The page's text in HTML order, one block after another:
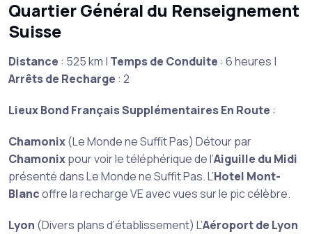
Quartier Général du Renseignement
Suisse
Distance : 525 km | Temps de Conduite : 6 heures |
Arrêts de Recharge : 2
Lieux Bond Français Supplémentaires En Route :
Chamonix(Le Monde ne Suffit Pas) Détour par
Chamonixpour voir le téléphérique de l’Aiguille du Midi
présenté dans Le Monde ne Suffit Pas. L’Hotel Mont-
Blancoffre la recharge VE avec vues sur le pic célèbre.
Lyon (Divers plans d’établissement) L’Aéroport de Lyon